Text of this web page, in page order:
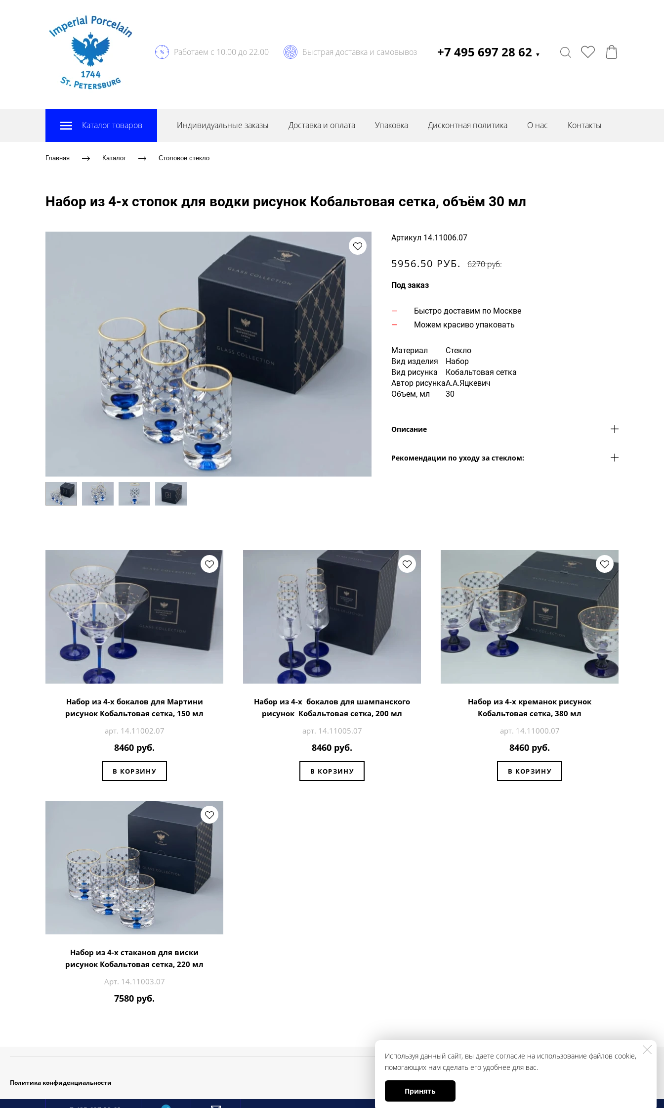
Работаем с 10.00 до 22.00 Быстрая доставка и самовывоз +7 495 697 28 62 ▼
Каталог товаров Индивидуальные заказы Доставка и оплата Упаковка Дисконтная политика О нас Контакты
Главная Каталог Столовое стекло
Набор из 4-х стопок для водки рисунок Кобальтовая сетка, объём 30 мл
Артикул 14.11006.07
5956.50 РУБ. 6270 руб.
Под заказ
Быстро доставим по Москве
Можем красиво упаковать
Материал
Стекло
Вид изделия
Набор
Вид рисунка
Кобальтовая сетка
Автор рисункаА.А.Яцкевич
Объем, мл
30
Описание
Рекомендации по уходу за стеклом:
Набор из 4-х бокалов для Мартини
рисунок Кобальтовая сетка, 150 мл
арт. 14.11002.07
8460 руб.
В КОРЗИНУ
Набор из 4-х бокалов для шампанского
рисунок Кобальтовая сетка, 200 мл
арт. 14.11005.07
8460 руб.
В КОРЗИНУ
Набор из 4-х креманок рисунок
Кобальтовая сетка, 380 мл
арт. 14.11000.07
8460 руб.
В КОРЗИНУ
Набор из 4-х стаканов для виски
рисунок Кобальтовая сетка, 220 мл
Арт. 14.11003.07
7580 руб.
Используя данный сайт, вы даете согласие на использование файлов cookie,
помогающих нам сделать его удобнее для вас.
Принять
Политика конфиденциальности